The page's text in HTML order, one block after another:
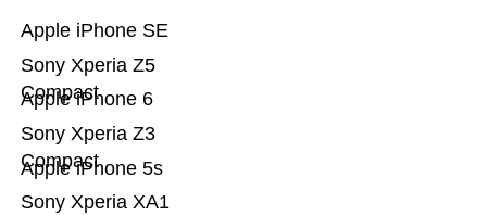
Sony Xperia XA1
Apple iPhone 5s
Sony Xperia Z3
Compact
Apple iPhone 6
Sony Xperia Z5
Compact
Apple iPhone SE